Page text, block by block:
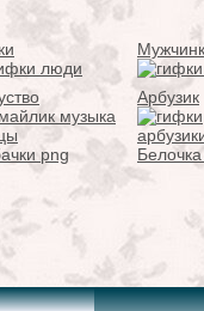
Арбузик
png